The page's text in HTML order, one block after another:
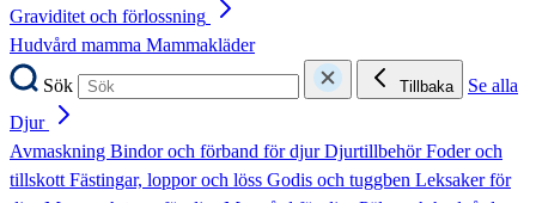
Graviditet och förlossning
Hudvård mamma Mammakläder
Sök
Tillbaka
Se alla
Djur
Avmaskning Bindor och förband för djurDjurtillbehörFoder och
tillskottFästingar, loppor och löss Godis och tuggben Leksaker för